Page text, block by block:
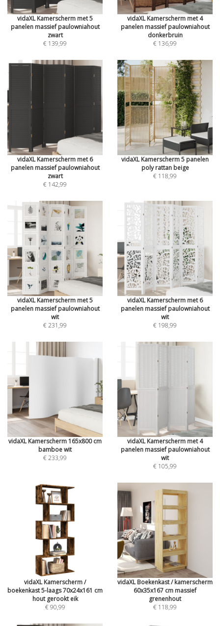
vidaXL Kamerscherm met 5
panelen massief paulowniahout
zwart
€ 139,99
vidaXL Kamerscherm met 4
panelen massief paulowniahout
donkerbruin
€ 136,99
vidaXL Kamerscherm met 6
panelen massief paulowniahout
zwart
€ 142,99
vidaXL Kamerscherm 5 panelen
poly rattan beige
€ 118,99
vidaXL Kamerscherm met 5
panelen massief paulowniahout
wit
€ 231,99
vidaXL Kamerscherm met 6
panelen massief paulowniahout
wit
€ 198,99
vidaXL Kamerscherm 165x800 cm
bamboe wit
€ 233,99
vidaXL Kamerscherm met 4
panelen massief paulowniahout
wit
€ 105,99
vidaXL Kamerscherm /
boekenkast 5-laags 70x24x161 cm
hout gerookt eik
€ 90,99
vidaXL Boekenkast / kamerscherm
60x35x167 cm massief
grenenhout
€ 118,99